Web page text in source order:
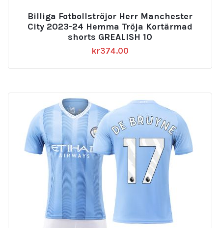
Billiga Fotbollströjor Herr Manchester
City 2023-24 Hemma Tröja Kortärmad
shorts GREALISH 10
kr374.00